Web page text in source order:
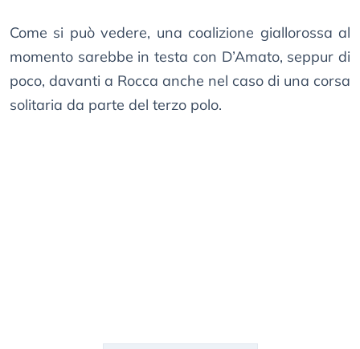
Come si può vedere, una coalizione giallorossa al
momento sarebbe in testa con D’Amato, seppur di
poco, davanti a Rocca anche nel caso di una corsa
solitaria da parte del terzo polo.